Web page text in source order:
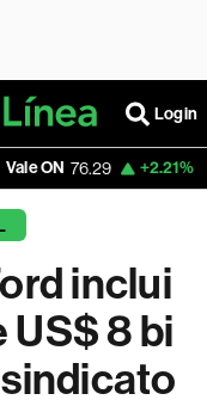
Login
+2.21% Itaú PN
inclui
8 bi